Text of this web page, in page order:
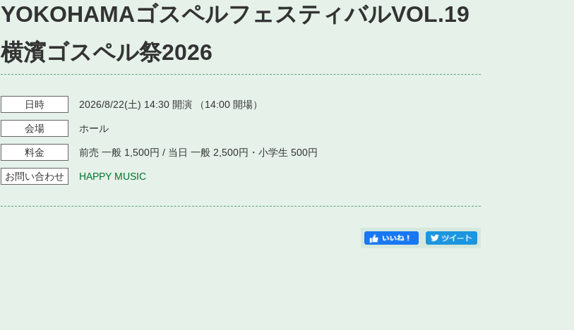
YOKOHAMAゴスペルフェスティバルVOL.19
横濱ゴスペル祭2026
日時 2026/8/22(土) 14:30 開演 （14:00 開場）
会場 ホール
料金 前売 一般 1,500円 / 当日 一般 2,500円・小学生 500円
お問い合わせ HAPPY MUSIC